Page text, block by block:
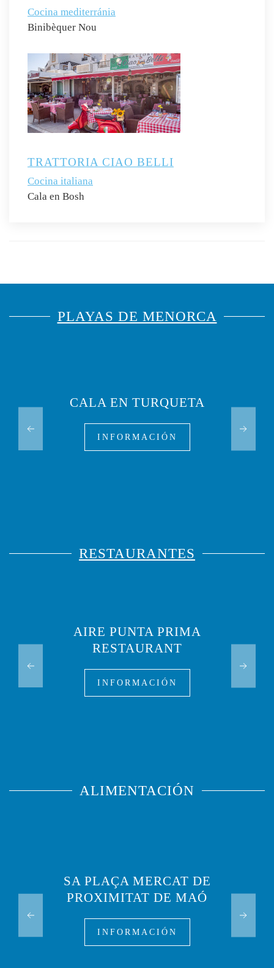
Cocina mediterránia
Binibèquer Nou
TRATTORIA CIAO BELLI
Cocina italiana
Cala en Bosh
PLAYAS DE MENORCA
CALA EN TURQUETA
INFORMACIÓN
RESTAURANTES
AIRE PUNTA PRIMA
RESTAURANT
INFORMACIÓN
ALIMENTACIÓN
SA PLAÇA MERCAT DE
PROXIMITAT DE MAÓ
INFORMACIÓN